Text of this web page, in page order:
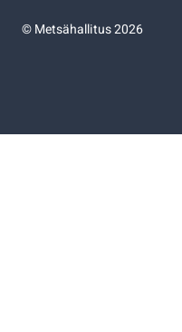
©Metsähallitus 2026